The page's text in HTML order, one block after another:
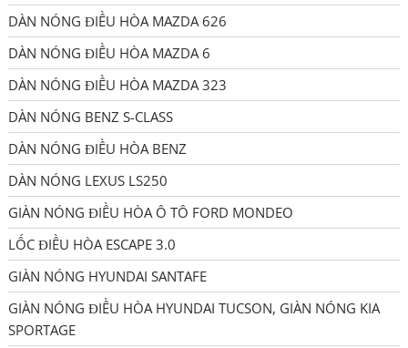
DÀN NÓNG ĐIỀU HÒA MAZDA 626
DÀN NÓNG ĐIỀU HÒA MAZDA 6
DÀN NÓNG ĐIỀU HÒA MAZDA 323
DÀN NÓNG BENZ S-CLASS
DÀN NÓNG ĐIỀU HÒA BENZ
DÀN NÓNG LEXUS LS250
GIÀN NÓNG ĐIỀU HÒA Ô TÔ FORD MONDEO
LỐC ĐIỀU HÒA ESCAPE 3.0
GIÀN NÓNG HYUNDAI SANTAFE
GIÀN NÓNG ĐIỀU HÒA HYUNDAI TUCSON, GIÀN NÓNG KIA
SPORTAGE